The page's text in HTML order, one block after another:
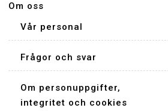
Om oss
Vår personal
Frågor och svar
Om personuppgifter,
integritet och cookies